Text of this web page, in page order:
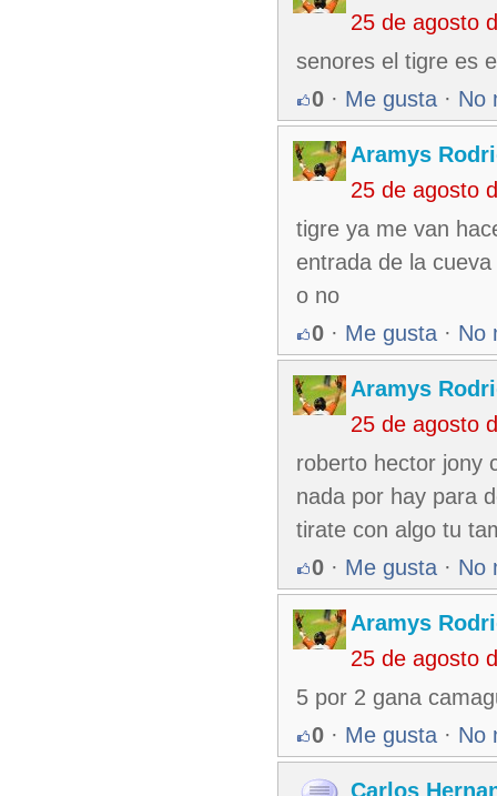
25 de agosto
senores el tigre es
0 · Me gusta · No
Aramys
25 de agosto
tigre ya me van
entrada de la
o no
0 · Me gusta · No
Aramys
25 de agosto
roberto hector jony
nada por hay para
tirate con algo tu
0 · Me gusta · No
Aramys
25 de agosto
5 por 2 gana
0 · Me gusta · No
Carlos